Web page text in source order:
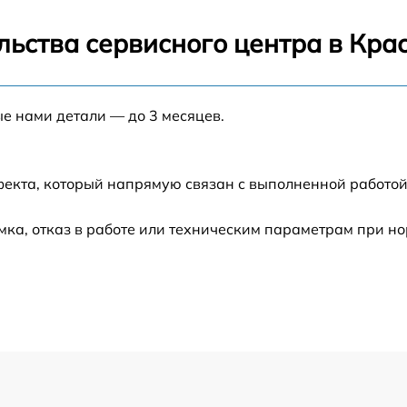
от 60 мин
сервисного центра в
нами детали — до 3 месяцев.
который напрямую связан с выполненной
отказ в работе или техническим параметрам при